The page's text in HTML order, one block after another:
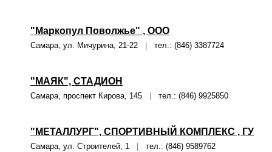
"Маркопул Поволжье" , ООО
Самара, ул. Мичурина, 21-22 тел.: (846) 3387724
"МАЯК", СТАДИОН
Самара, проспект Кирова, 145 тел.: (846) 9925850
"МЕТАЛЛУРГ", СПОРТИВНЫЙ КОМПЛЕКС , ГУ
Самара, ул. Строителей, 1 тел.: (846) 9589762